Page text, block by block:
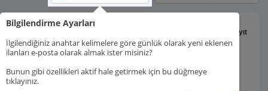
Toplam 449 kayıt
1.
Bilgilendirme Ayarları
İlgilendiğiniz anahtar kelimelere göre günlük olarak yeni eklenen
ilanları e-posta olarak almak ister misiniz?
Bunun gibi özellikleri aktif hale getirmek için bu düğmeye
tıklayınız.